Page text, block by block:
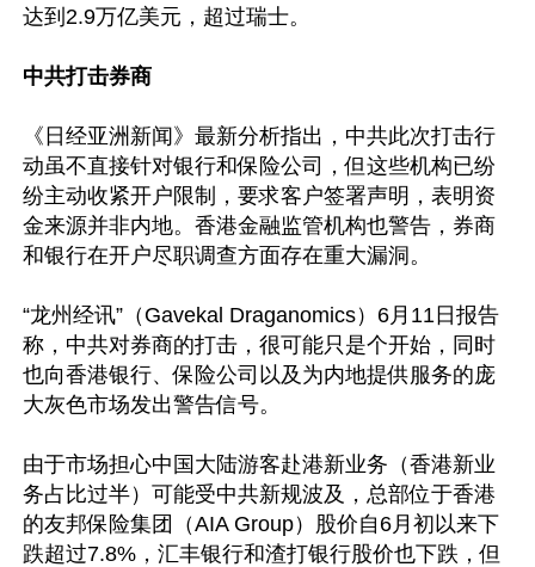
达到2.9万亿美元，超过瑞士。
中共打击券商
《日经亚洲新闻》最新分析指出，中共此次打击行
动虽不直接针对银行和保险公司，但这些机构已纷
纷主动收紧开户限制，要求客户签署声明，表明资
金来源并非内地。香港金融监管机构也警告，券商
和银行在开户尽职调查方面存在重大漏洞。
“龙州经讯”（Gavekal Draganomics）6月11日报告
称，中共对券商的打击，很可能只是个开始，同时
也向香港银行、保险公司以及为内地提供服务的庞
大灰色市场发出警告信号。
由于市场担心中国大陆游客赴港新业务（香港新业
务占比过半）可能受中共新规波及，总部位于香港
的友邦保险集团（AIA Group）股价自6月初以来下
跌超过7.8%，汇丰银行和渣打银行股价也下跌，但